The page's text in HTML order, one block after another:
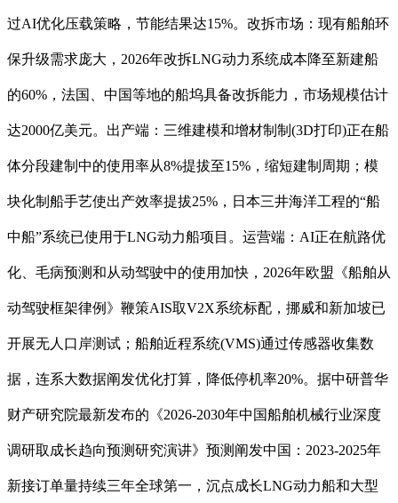
过AI优化压载策略，节能结果达15%。改拆市场：现有船舶环
保升级需求庞大，2026年改拆LNG动力系统成本降至新建船
的60%，法国、中国等地的船坞具备改拆能力，市场规模估计
达2000亿美元。出产端：三维建模和增材制制(3D打印)正在船
体分段建制中的使用率从8%提拔至15%，缩短建制周期；模
块化制船手艺使出产效率提拔25%，日本三井海洋工程的“船
中船”系统已使用于LNG动力船项目。运营端：AI正在航路优
化、毛病预测和从动驾驶中的使用加快，2026年欧盟《船舶从
动驾驶框架律例》鞭策AIS取V2X系统标配，挪威和新加坡已
开展无人口岸测试；船舶近程系统(VMS)通过传感器收集数
据，连系大数据阐发优化打算，降低停机率20%。据中研普华
财产研究院最新发布的《2026-2030年中国船舶机械行业深度
调研取成长趋向预测研究演讲》预测阐发中国：2023-2025年
新接订单量持续三年全球第一，沉点成长LNG动力船和大型